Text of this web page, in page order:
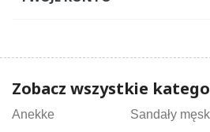
Zobacz wszystkie
Anekke Sandały